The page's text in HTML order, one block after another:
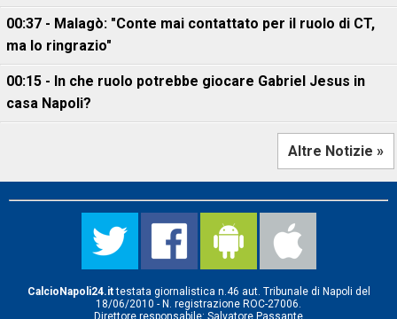
00:37 - Malagò: "Conte mai contattato per il ruolo di CT,
ma lo ringrazio"
00:15 - In che ruolo potrebbe giocare Gabriel Jesus in
casa Napoli?
Altre Notizie »
CalcioNapoli24.ittestata giornalistica n.46 aut. Tribunale di Napoli del
18/06/2010 - N. registrazione ROC-27006.
Direttore responsabile: Salvatore Passante